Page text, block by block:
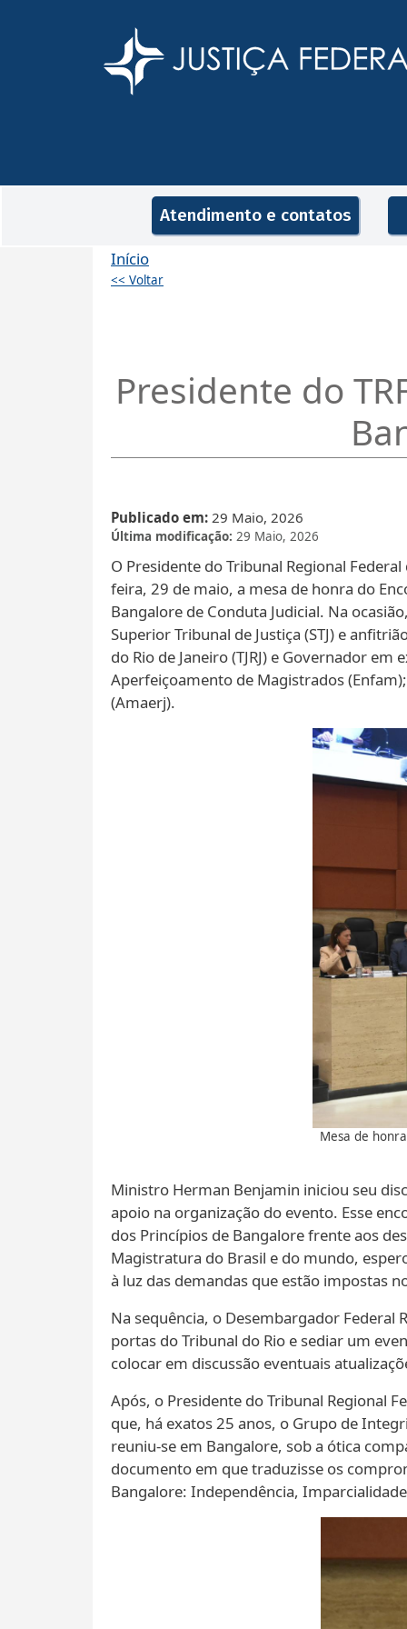
Navegação principal
Atendimento e contatos
Início
<< Voltar
Presidente do
Publicado em 29 Maio, 2026
Última modificação 29 Maio, 2026
O Presidente do Tribunal Regional
feira, 29 de maio, a mesa de honra do
Bangalore de Conduta Judicial. Na
Superior Tribunal de Justiça (STJ) e
do Rio de Janeiro (TJRJ) e Governador
Aperfeiçoamento de Magistrados
(Amaerj).
Mesa de
Ministro Herman Benjamin iniciou seu
apoio na organização do evento. Esse
dos Princípios de Bangalore frente aos
Magistratura do Brasil e do mundo,
à luz das demandas que estão impostas
Na sequência, o Desembargador
portas do Tribunal do Rio e sediar um
colocar em discussão eventuais
Após, o Presidente do Tribunal Regional
que, há exatos 25 anos, o Grupo de
reuniu-se em Bangalore, sob a ótica
documento em que traduzisse os
Bangalore: Independência,